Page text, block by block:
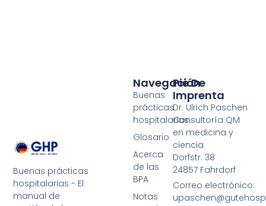
Buenas prácticas
hospitalarias - El
manual de
Navegación
Buenas
prácticas
hospitalarias
Glosario
Acerca
de las
BPA
Notas
Pie De
Imprenta
Dr. Ulrich Paschen
Consultoría QM
en medicina y
ciencia
Dorfstr. 38
24857 Fahrdorf
Correo electrónico: